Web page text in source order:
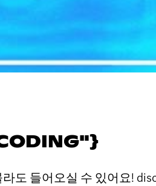
도 들어오실 수 있어요!